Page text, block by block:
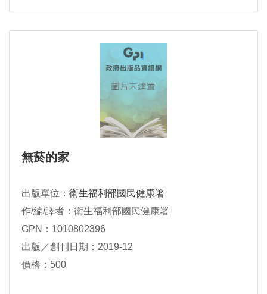
無菸的家
出版單位： 衛生福利部國民健康署
作/編/譯者：衛生福利部國民健康署
GPN：1010802396
出版／創刊日期：2019-12
價格：500